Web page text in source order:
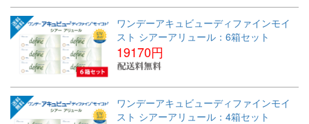
ワンデーアキュビューディファインモイ
スト シアーアリュール：6箱セット
19170円
ワンデーアキュビューディファインモイ
スト シアーアリュール：4箱セット